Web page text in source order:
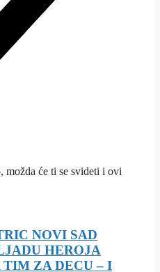
će ti se svideti i ovi
NOVI SAD
HEROJA
ZA DECU – I